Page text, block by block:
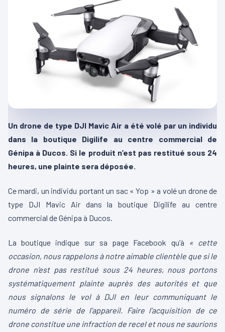
Un drone de type DJI Mavic Air a été volé par un individu
dans la boutique Digilife au centre commercial de
Génipa à Ducos. Si le produit n’est pas restitué sous 24
heures, une plainte sera déposée.
Ce mardi, un individu portant un sac « Yop » a volé un drone de
type DJI Mavic Air dans la boutique Digilife au centre
commercial de Génipa à Ducos.
La boutique indique sur sa page Facebook qu’à
« cette
occasion, nous rappelons à notre aimable clientèle que si le
drone n’est pas restitué sous 24 heures, nous portons
systématiquement plainte auprès des autorités et que
nous signalons le vol à DJI en leur communiquant le
numéro de série de l’appareil. Faire l’acquisition de ce
drone constitue une infraction de recel et nous ne saurions